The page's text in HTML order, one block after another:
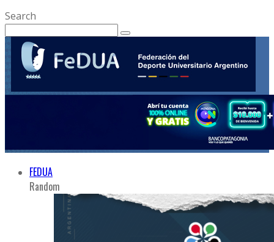
Search
FEDUA
Random